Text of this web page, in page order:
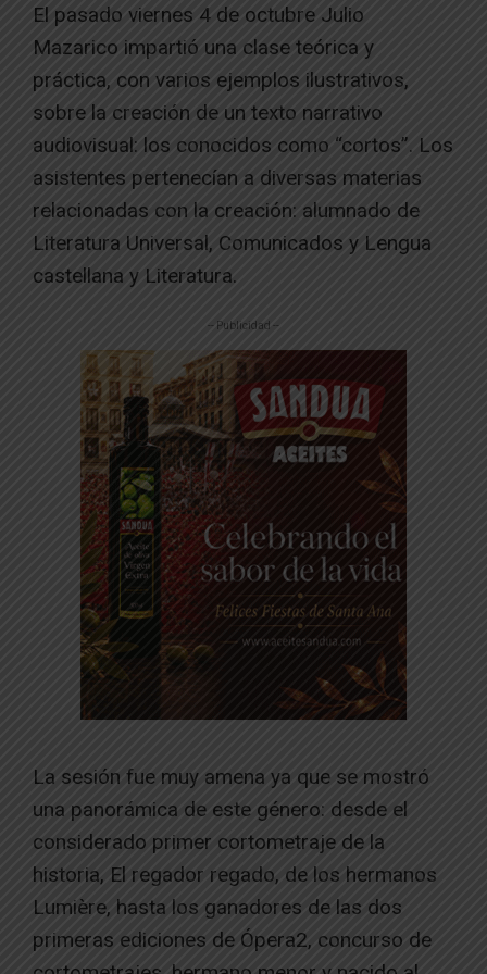
El pasado viernes 4 de octubre Julio
Mazarico impartió una clase teórica y
práctica, con varios ejemplos ilustrativos,
sobre la creación de un texto narrativo
audiovisual: los conocidos como “cortos”. Los
asistentes pertenecían a diversas materias
relacionadas con la creación: alumnado de
Literatura Universal, Comunicados y Lengua
castellana y Literatura.
-- Publicidad --
La sesión fue muy amena ya que se mostró
una panorámica de este género: desde el
considerado primer cortometraje de la
historia, El regador regado, de los hermanos
Lumière, hasta los ganadores de las dos
primeras ediciones de Ópera2, concurso de